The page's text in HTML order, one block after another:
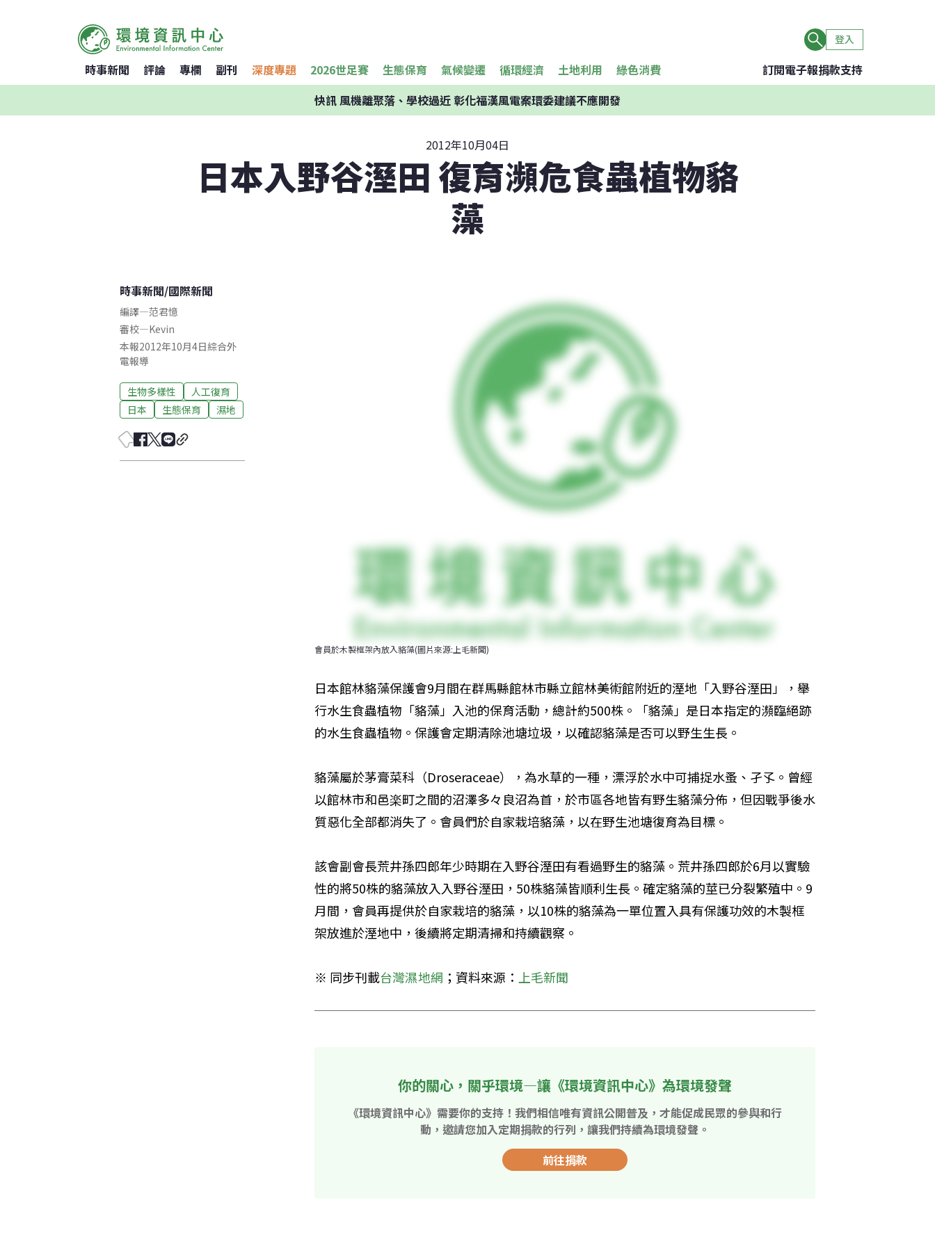
登入
時事新聞 評論 專欄 副刊 深度專題 2026世足賽 生態保育 氣候變遷 循環經濟 土地利用 綠色消費 訂閱電子報捐款支持
快訊風機離聚落、學校過近 彰化福漢風電案環委建議不應開發
2012年10月04日
日本入野谷溼田 復育瀕危食蟲植物貉
藻
時事新聞/國際新聞
編譯—范君憶
審校—Kevin
本報2012年10月4日綜合外
電報導
生物多樣性
人工復育
日本
生態保育 濕地
會員於木製框架內放入貉藻(圖片來源:上毛新聞)
日本館林貉藻保護會9月間在群馬縣館林市縣立館林美術館附近的溼地「入野谷溼田」，舉
行水生食蟲植物「貉藻」入池的保育活動，總計約500株。「貉藻」是日本指定的瀕臨絕跡
的水生食蟲植物。保護會定期清除池塘垃圾，以確認貉藻是否可以野生生長。
貉藻屬於茅膏菜科（Droseraceae），為水草的一種，漂浮於水中可捕捉水蚤、孑孓。曾經
以館林市和邑楽町之間的沼澤多々良沼為首，於市區各地皆有野生貉藻分佈，但因戰爭後水
質惡化全部都消失了。會員們於自家栽培貉藻，以在野生池塘復育為目標。
該會副會長荒井孫四郎年少時期在入野谷溼田有看過野生的貉藻。荒井孫四郎於6月以實驗
性的將50株的貉藻放入入野谷溼田，50株貉藻皆順利生長。確定貉藻的莖已分裂繁殖中。9
月間，會員再提供於自家栽培的貉藻，以10株的貉藻為一單位置入具有保護功效的木製框
架放進於溼地中，後續將定期清掃和持續觀察。
※ 同步刊載台灣濕地網 ；資料來源： 上毛新聞
你的關心，關乎環境—讓《環境資訊中心》為環境發聲
《環境資訊中心》需要你的支持！我們相信唯有資訊公開普及，才能促成民眾的參與和行
動，邀請您加入定期捐款的行列，讓我們持續為環境發聲。
前往捐款